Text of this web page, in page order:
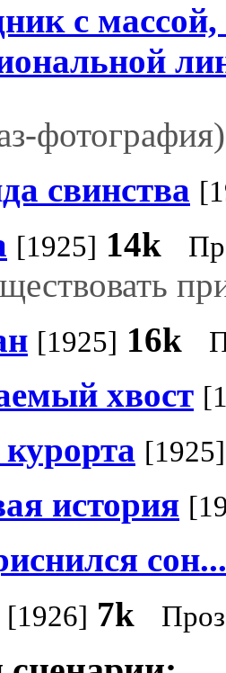
с
свинства
[1925] 14k
[1925] 16k
хвост
[1925]
история
сон...
[1926] 7k